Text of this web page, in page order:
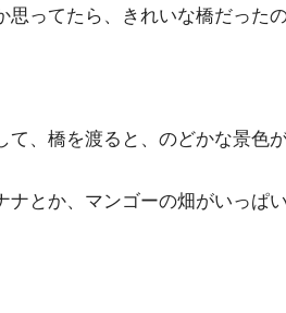
思ってたら、きれいな橋だった
て、橋を渡ると、のどかな景色
ナとか、マンゴーの畑がいっぱい